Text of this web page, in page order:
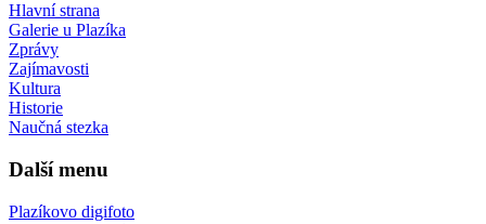
Hlavní strana
Galerie u Plazíka
Zprávy
Zajímavosti
Kultura
Historie
Naučná stezka
Další menu
Plazíkovo digifoto